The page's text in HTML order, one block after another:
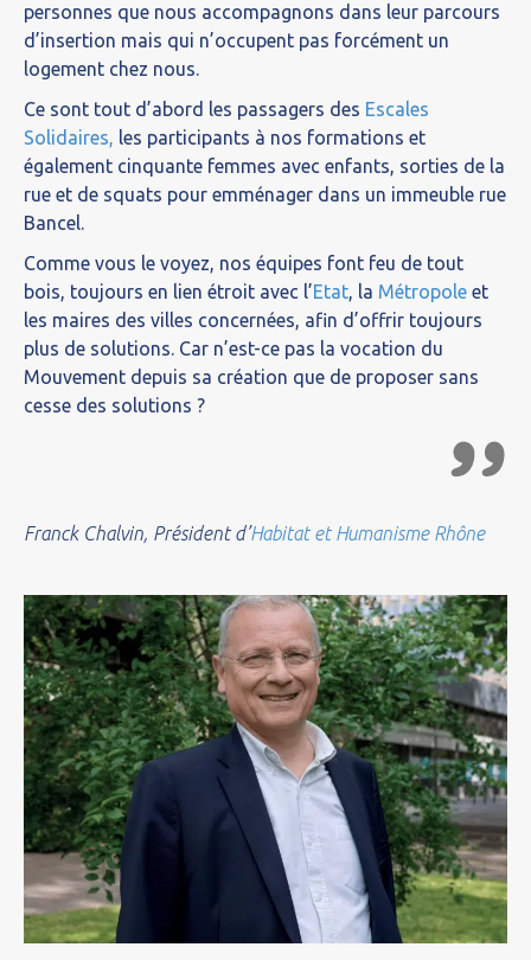
personnes que nous accompagnons dans leur parcours
d’insertion mais qui n’occupent pas forcément un
logement chez nous.
Ce sont tout d’abord les passagers des Escales
Solidaires, les participants à nos formations et
également cinquante femmes avec enfants, sorties de la
rue et de squats pour emménager dans un immeuble rue
Bancel.
Comme vous le voyez, nos équipes font feu de tout
bois, toujours en lien étroit avec l’Etat, la Métropole et
les maires des villes concernées, afin d’offrir toujours
plus de solutions. Car n’est-ce pas la vocation du
Mouvement depuis sa création que de proposer sans
cesse des solutions ?
Franck Chalvin, Président d’Habitat et Humanisme Rhône